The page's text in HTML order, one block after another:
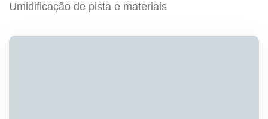
Umidificação de pista e materiais